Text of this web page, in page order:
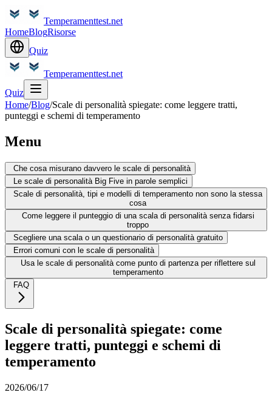
Temperamenttest.net
HomeBlogRisorse
Quiz
Temperamenttest.net
Quiz
Home/Blog/Scale di personalità spiegate: come leggere tratti,
punteggi e schemi di temperamento
Menu
Che cosa misurano davvero le scale di personalità
Le scale di personalità Big Five in parole semplici
Scale di personalità, tipi e modelli di temperamento non sono la stessa
cosa
Come leggere il punteggio di una scala di personalità senza fidarsi
troppo
Scegliere una scala o un questionario di personalità gratuito
Errori comuni con le scale di personalità
Usa le scale di personalità come punto di partenza per riflettere sul
temperamento
FAQ
Scale di personalità spiegate: come
leggere tratti, punteggi e schemi di
temperamento
2026/06/17